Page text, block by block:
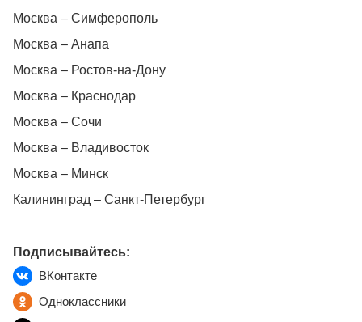
Москва – Симферополь
Москва – Анапа
Москва – Ростов-на-Дону
Москва – Краснодар
Москва – Сочи
Москва – Владивосток
Москва – Минск
Калининград – Санкт-Петербург
Подписывайтесь:
ВКонтакте
Одноклассники